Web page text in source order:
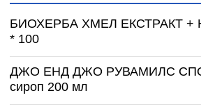
БИОХЕРБА ХМЕЛ ЕКСТРАКТ +
* 100
ДЖО ЕНД ДЖО РУВАМИЛС
сироп 200 мл